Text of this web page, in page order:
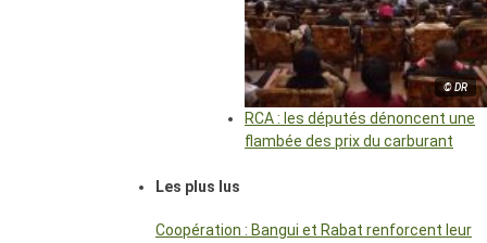
© DR
RCA : les députés dénoncent une
flambée des prix du carburant
Les plus lus
Coopération : Bangui et Rabat renforcent leur